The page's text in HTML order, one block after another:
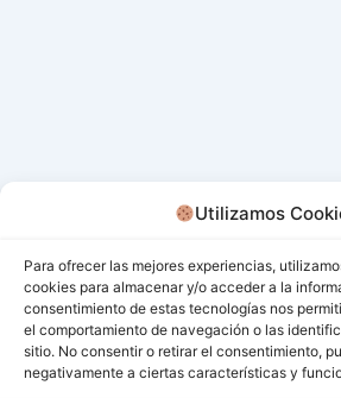
Utilizamos
Para ofrecer las mejores experiencias,
cookies para almacenar y/o acceder a la
consentimiento de estas tecnologías nos
el comportamiento de navegación o las
sitio. No consentir o retirar el consentimiento,
negativamente a ciertas características y